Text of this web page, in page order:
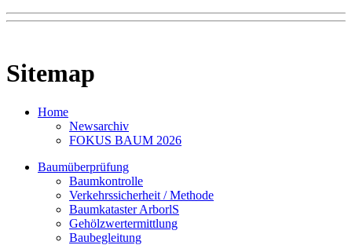
Sitemap
Home
Newsarchiv
FOKUS BAUM 2026
Baumüberprüfung
Baumkontrolle
Verkehrssicherheit / Methode
Baumkataster ArborlS
Gehölzwertermittlung
Baubegleitung